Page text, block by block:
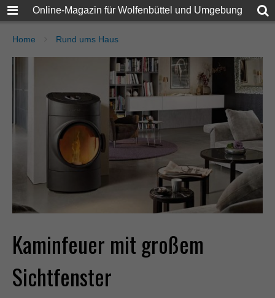
Online-Magazin für Wolfenbüttel und Umgebung
Home Rund ums Haus
Kaminfeuer mit großem
Sichtfenster